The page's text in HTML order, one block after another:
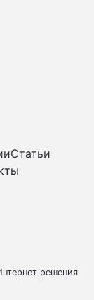
Статьи
решения